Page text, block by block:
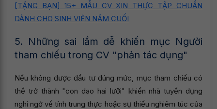
[TẶNG BẠN] 15+ MẪU CV XIN THỰC TẬP CHUẨN
DÀNH CHO SINH VIÊN NĂM CUỐI
5. Những sai lầm dễ khiến mục Người
tham chiếu trong CV "phản tác dụng"
Nếu không được đầu tư đúng mức, mục tham chiếu có
thể trở thành "con dao hai lưỡi" khiến nhà tuyển dụng
nghi ngờ về tính trung thực hoặc sự thiếu nghiêm túc của